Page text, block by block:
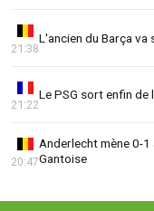
L'ancien du Barça va
21:38
Le PSG sort enfin
21:22
Anderlecht mène 0-
Gantoise
20:47